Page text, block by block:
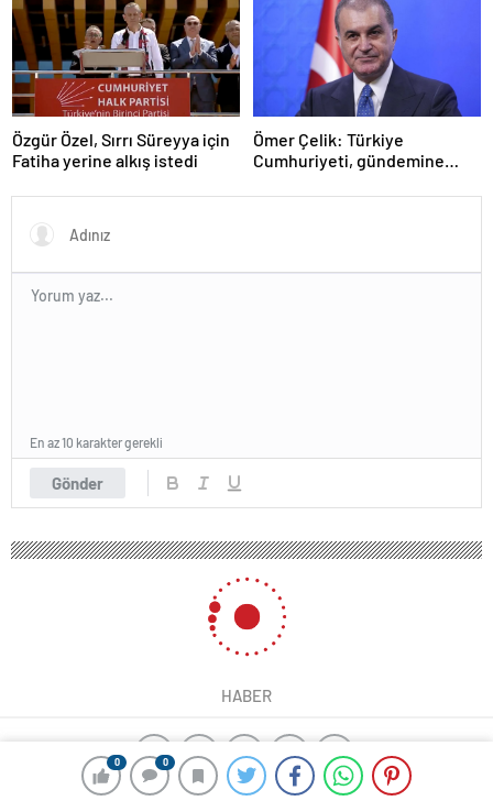
0 0
Özgür Özel, Sırrı Süreyya için
Fatiha yerine alkış istedi
Ömer Çelik: Türkiye
Cumhuriyeti, gündemine
Gönder
En az 10 karakter gerekli
HABER